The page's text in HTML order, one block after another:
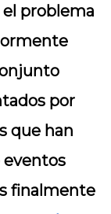
problema
por
que han
eventos
finalmente